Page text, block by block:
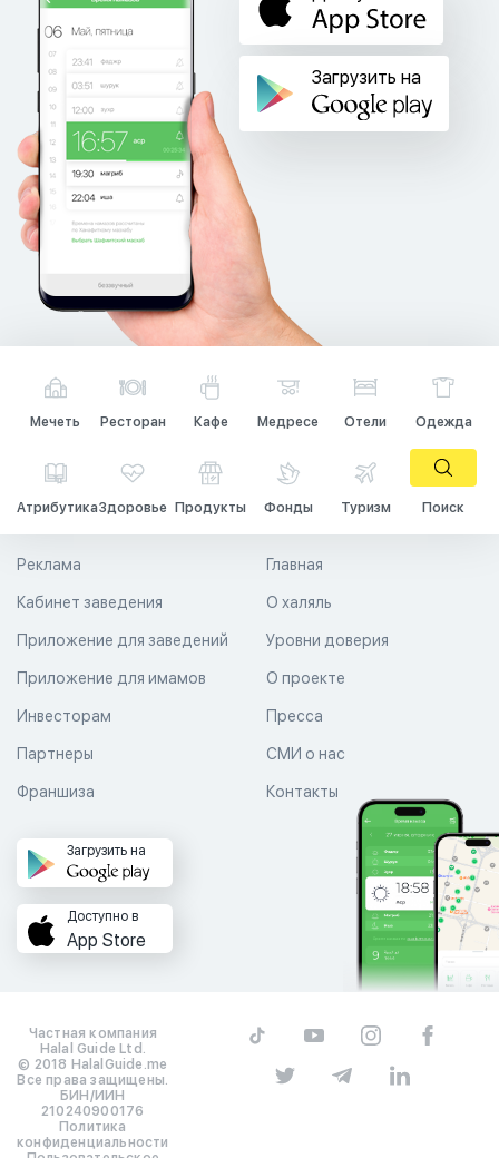
Загрузить на
Мечеть Ресторан Кафе Медресе Отели Одежда
АтрибутикаЗдоровье Продукты Фонды Туризм Поиск
Главная
О халяль
Уровни доверия
Реклама
Кабинет заведения
Приложение для заведений
Приложение для имамов О проекте
Пресса
СМИ о нас
Контакты
Инвесторам
Партнеры
Франшиза
Загрузить на
Доступно в
App Store
Частная компания
Halal Guide Ltd.
© 2018 HalalGuide.me
Все права защищены.
БИН/ИИН
210240900176
Политика
конфиденциальности